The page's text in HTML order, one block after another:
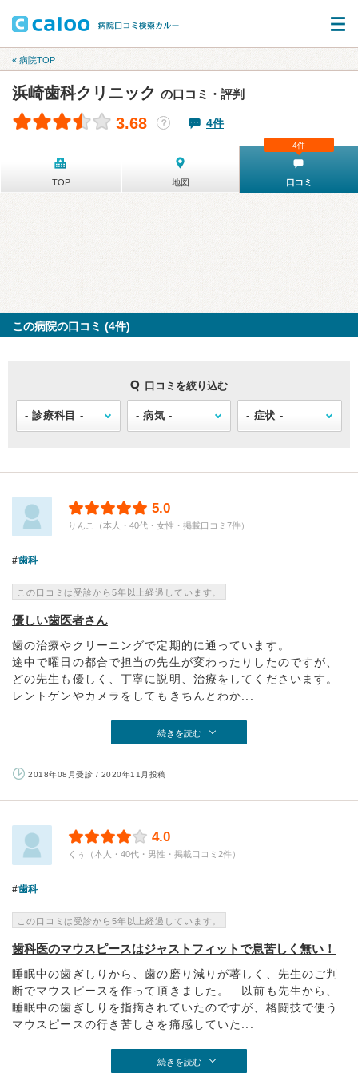
« 病院TOP
浜崎歯科クリニック の口コミ・評判
3.68 ？ 4件
TOP 地図 口コミ
4件
この病院の口コミ (4件)
口コミを絞り込む
5.0
りんこ（本人・40代・女性・掲載口コミ7件）
歯科
この口コミは受診から5年以上経過しています。
優しい歯医者さん
歯の治療やクリーニングで定期的に通っています。
途中で曜日の都合で担当の先生が変わったりしたのですが、
どの先生も優しく、丁寧に説明、治療をしてくださいます。
レントゲンやカメラをしてもきちんとわか...
続きを読む
2018年08月受診 / 2020年11月投稿
4.0
くぅ（本人・40代・男性・掲載口コミ2件）
歯科
この口コミは受診から5年以上経過しています。
歯科医のマウスピースはジャストフィットで息苦しく無い！
睡眠中の歯ぎしりから、歯の磨り減りが著しく、先生のご判
断でマウスピースを作って頂きました。 以前も先生から、
睡眠中の歯ぎしりを指摘されていたのですが、格闘技で使う
マウスピースの行き苦しさを痛感していた...
続きを読む